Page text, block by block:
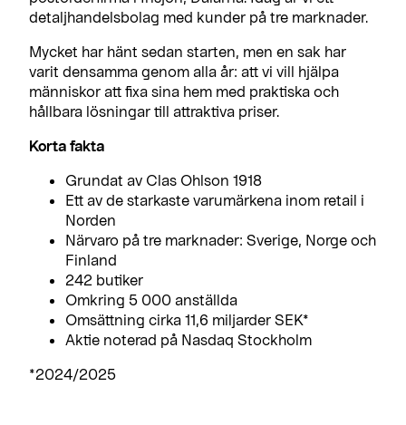
detaljhandelsbolag med kunder på tre marknader.
Mycket har hänt sedan starten, men en sak har
varit densamma genom alla år: att vi vill hjälpa
människor att fixa sina hem med praktiska och
hållbara lösningar till attraktiva priser.
Korta fakta
Grundat av Clas Ohlson 1918
Ett av de starkaste varumärkena inom retail i
Norden
Närvaro på tre marknader: Sverige, Norge och
Finland
242 butiker
Omkring 5 000 anställda
Omsättning cirka 11,6 miljarder SEK*
Aktie noterad på Nasdaq Stockholm
*2024/2025